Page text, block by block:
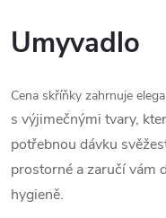
Umyvadlo
Cena skříňky zahrnuje
s výjimečnými tvary,
potřebnou dávku
prostorné a zaručí vám
hygieně.